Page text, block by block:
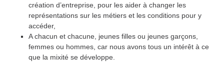
création d’entreprise, pour les aider à changer les
représentations sur les métiers et les conditions pour y
accéder,
A chacun et chacune, jeunes filles ou jeunes garçons,
femmes ou hommes, car nous avons tous un intérêt à ce
que la mixité se développe.